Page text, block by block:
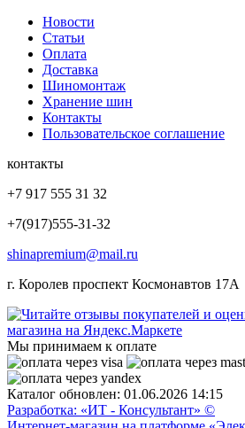
Новости
Статьи
Оплата
Доставка
Шиномонтаж
Хранение шин
Контакты
Пользовательское соглашение
контакты
+7 917 555 31 32
+7(917)555-31-32
shinapremium@mail.ru
г. Королев проспект Космонавтов 17А
Мы принимаем к оплате
Каталог обновлен: 01.06.2026 14:15
Разработка: «ИТ - Консультант» ©